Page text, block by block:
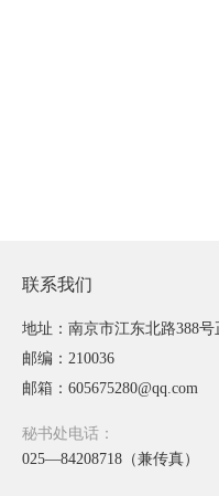
联系我们
地址：南京市江东北路388
邮编：210036
邮箱：605675280@qq.com
秘书处电话：
025—84208718（兼传真）